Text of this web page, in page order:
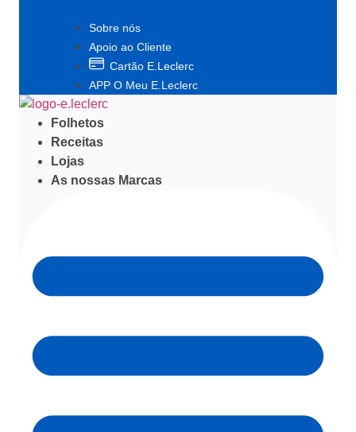
Sobre nós
Apoio ao Cliente
Cartão E.Leclerc
APP O Meu E.Leclerc
Folhetos
Receitas
Lojas
As nossas Marcas